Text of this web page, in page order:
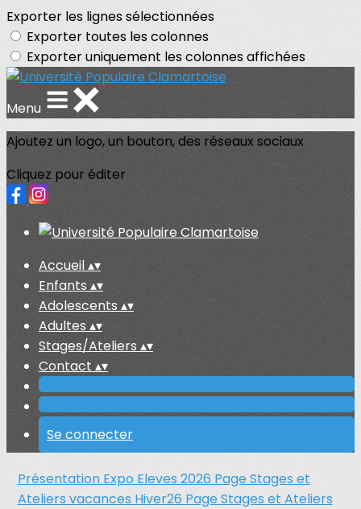
Exporter les lignes sélectionnées
Exporter toutes les colonnes
Exporter uniquement les colonnes affichées
Menu
Ajoutez un logo, un bouton, des réseaux sociaux
Cliquez pour éditer
Accueil▴▾
Enfants▴▾
Adolescents ▴▾
Adultes ▴▾
Stages/Ateliers▴▾
Contact ▴▾
Se connecter
Présentation Expo Eleves 2026 Page Stages et
Ateliers vacances Hiver26 Page Stages et Ateliers